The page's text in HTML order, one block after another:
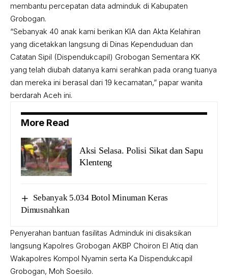
membantu percepatan data adminduk di Kabupaten
Grobogan.
“Sebanyak 40 anak kami berikan KIA dan Akta Kelahiran
yang dicetakkan langsung di Dinas Kependuduan dan
Catatan Sipil (Dispendukcapil) Grobogan Sementara KK
yang telah diubah datanya kami serahkan pada orang tuanya
dan mereka ini berasal dari 19 kecamatan,” papar wanita
berdarah Aceh ini.
More Read
Aksi Selasa. Polisi Sikat dan Sapu
Klenteng
Sebanyak 5.034 Botol Minuman Keras
Dimusnahkan
Penyerahan bantuan fasilitas Adminduk ini disaksikan
langsung Kapolres Grobogan AKBP Choiron El Atiq dan
Wakapolres Kompol Nyamin serta Ka Dispendukcapil
Grobogan, Moh Soesilo.